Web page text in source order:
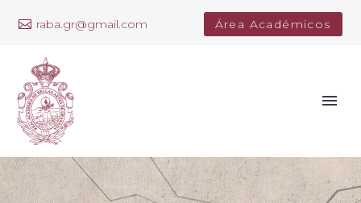
raba.gr@gmail.com Área Académicos